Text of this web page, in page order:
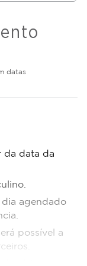
datas
da data da
agendado
possível a